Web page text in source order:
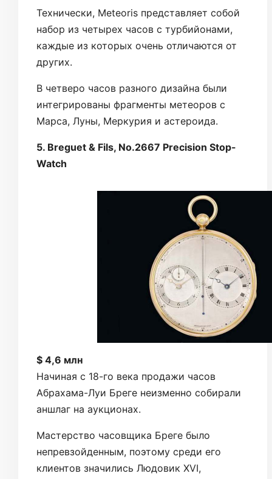
Технически, Meteoris представляет собой
набор из четырех часов с турбийонами,
каждые из которых очень отличаются от
других.
В четверо часов разного дизайна были
интегрированы фрагменты метеоров с
Марса, Луны, Меркурия и астероида.
5. Breguet & Fils, No.2667 Precision Stop-
Watch
$ 4,6 млн
Начиная с 18-го века продажи часов
Абрахама-Луи Бреге неизменно собирали
аншлаг на аукционах.
Мастерство часовщика Бреге было
непревзойденным, поэтому среди его
клиентов значились Людовик XVI,